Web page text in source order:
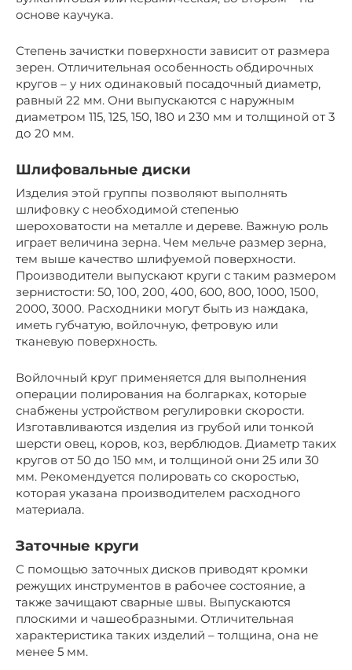
основе каучука.
Степень зачистки поверхности зависит от размера
зерен. Отличительная особенность обдирочных
кругов – у них одинаковый посадочный диаметр,
равный 22 мм. Они выпускаются с наружным
диаметром 115, 125, 150, 180 и 230 мм и толщиной от 3
до 20 мм.
Шлифовальные диски
Изделия этой группы позволяют выполнять
шлифовку с необходимой степенью
шероховатости на металле и дереве. Важную роль
играет величина зерна. Чем мельче размер зерна,
тем выше качество шлифуемой поверхности.
Производители выпускают круги с таким размером
зернистости: 50, 100, 200, 400, 600, 800, 1000, 1500,
2000, 3000. Расходники могут быть из наждака,
иметь губчатую, войлочную, фетровую или
тканевую поверхность.
Войлочный круг применяется для выполнения
операции полирования на болгарках, которые
снабжены устройством регулировки скорости.
Изготавливаются изделия из грубой или тонкой
шерсти овец, коров, коз, верблюдов. Диаметр таких
кругов от 50 до 150 мм, и толщиной они 25 или 30
мм. Рекомендуется полировать со скоростью,
которая указана производителем расходного
материала.
Заточные круги
С помощью заточных дисков приводят кромки
режущих инструментов в рабочее состояние, а
также зачищают сварные швы. Выпускаются
плоскими и чашеобразными. Отличительная
характеристика таких изделий – толщина, она не
менее 5 мм.